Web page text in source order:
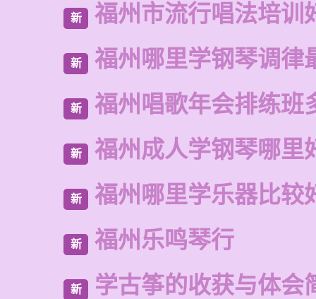
新 福州市流行唱法培训
新 福州哪里学钢琴调律
新 福州唱歌年会排练班
新 福州成人学钢琴哪里
新 福州哪里学乐器比较
新 福州乐鸣琴行
新 学古筝的收获与体会